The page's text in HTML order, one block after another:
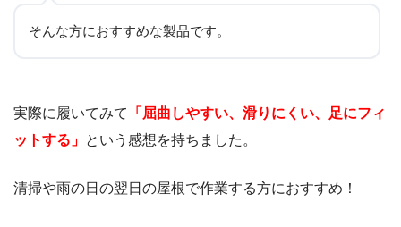
そんな方におすすめな製品です。
実際に履いてみて
「屈曲しやすい、滑りにくい、足にフィ
ットする」 という感想を持ちました。
清掃や雨の日の翌日の屋根で作業する方におすすめ！